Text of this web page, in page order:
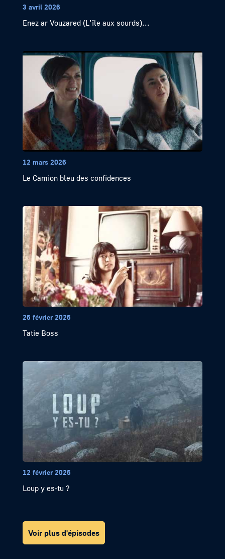
3 avril 2026
Enez ar Vouzared (L’île aux sourds)...
12 mars 2026
Le Camion bleu des confidences
26 février 2026
Tatie Boss
12 février 2026
Loup y es-tu ?
Voir plus d'épisodes